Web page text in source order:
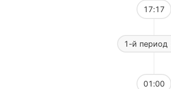
17:17
1-й период
01:00